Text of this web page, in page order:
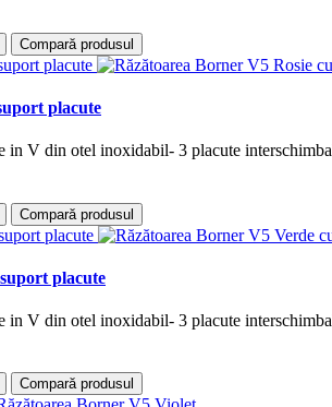
Compară produsul
placute
in V din otel inoxidabil- 3 placute
Compară produsul
placute
in V din otel inoxidabil- 3 placute
Compară produsul